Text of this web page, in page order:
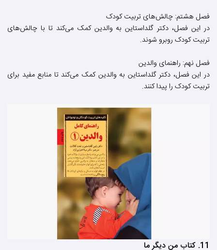
فصل هشتم: چالش‌های تربیت کودک
در این فصل، دکتر گلداستاین به والدین کمک می‌کند تا با چالش‌های
تربیت کودک روبرو شوند.
فصل نهم: راهنمای والدین
در این فصل، دکتر گلداستاین به والدین کمک می‌کند تا منابع مفید برای
تربیت کودک را پیدا کنند.
11. کتاب من دیگر ما